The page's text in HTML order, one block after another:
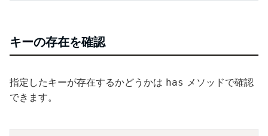
キーの存在を確認
指定したキーが存在するかどうかは has メソッドで確認
できます。